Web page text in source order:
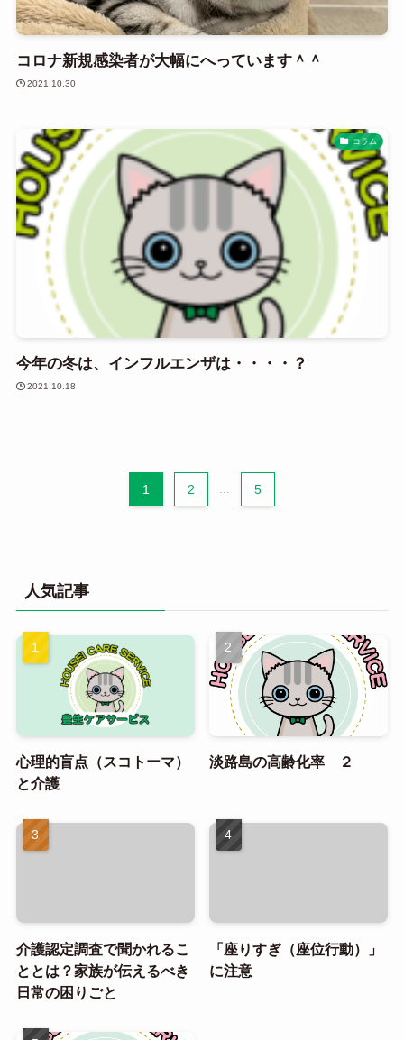
コロナ新規感染者が大幅にへっています＾＾
2021.10.30
コラム
今年の冬は、インフルエンザは・・・・？
2021.10.18
1 2 ... 5
人気記事
心理的盲点（スコトーマ）
と介護
淡路島の高齢化率 ２
介護認定調査で聞かれるこ
ととは？家族が伝えるべき
日常の困りごと
「座りすぎ（座位行動）」
に注意